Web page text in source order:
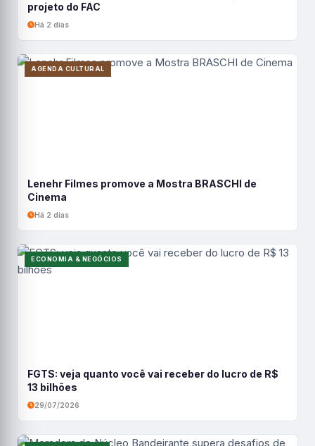
projeto do FAC
Há 2 dias
AGENDA CULTURAL
Lenehr Filmes promove a Mostra BRASCHI de
Cinema
Há 2 dias
ECONOMIA & NEGÓCIOS
FGTS: veja quanto você vai receber do lucro de R$
13 bilhões
29/07/2026